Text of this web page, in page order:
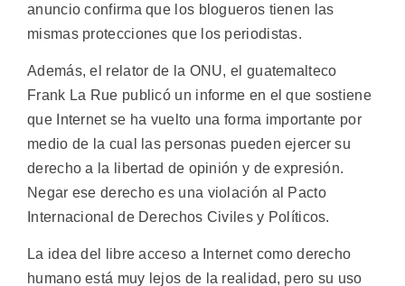
anuncio confirma que los blogueros tienen las
mismas protecciones que los periodistas.
Además, el relator de la ONU, el guatemalteco
Frank La Rue publicó un informe en el que sostiene
que Internet se ha vuelto una forma importante por
medio de la cual las personas pueden ejercer su
derecho a la libertad de opinión y de expresión.
Negar ese derecho es una violación al Pacto
Internacional de Derechos Civiles y Políticos.
La idea del libre acceso a Internet como derecho
humano está muy lejos de la realidad, pero su uso